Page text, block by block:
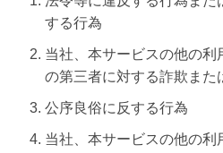
する行為
当社、本サービスの他の利
の第三者に対する詐欺また
公序良俗に反する行為
当社、本サービスの他の利